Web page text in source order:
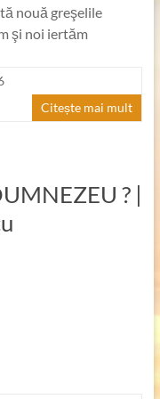
nouă greşelile
şi noi iertăm
Citește mai mult
? |